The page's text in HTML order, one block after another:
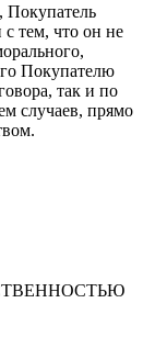
Покупатель
с тем, что он не
Покупателю
так и по
случаев, прямо